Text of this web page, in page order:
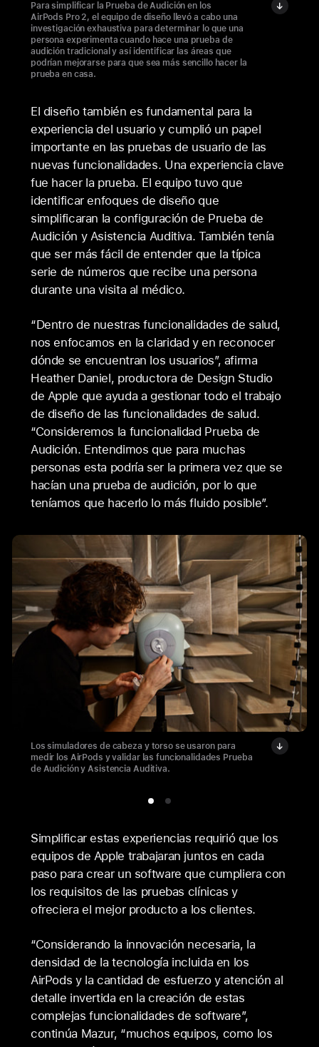
Para simplificar la Prueba de Audición en los
AirPods Pro 2, el equipo de diseño llevó a cabo una
investigación exhaustiva para determinar lo que una
persona experimenta cuando hace una prueba de
audición tradicional y así identificar las áreas que
podrían mejorarse para que sea más sencillo hacer la
prueba en casa.
El diseño también es fundamental para la
experiencia del usuario y cumplió un papel
importante en las pruebas de usuario de las
nuevas funcionalidades. Una experiencia clave
fue hacer la prueba. El equipo tuvo que
identificar enfoques de diseño que
simplificaran la configuración de Prueba de
Audición y Asistencia Auditiva. También tenía
que ser más fácil de entender que la típica
serie de números que recibe una persona
durante una visita al médico.
“Dentro de nuestras funcionalidades de salud,
nos enfocamos en la claridad y en reconocer
dónde se encuentran los usuarios”, afirma
Heather Daniel, productora de Design Studio
de Apple que ayuda a gestionar todo el trabajo
de diseño de las funcionalidades de salud.
“Consideremos la funcionalidad Prueba de
Audición. Entendimos que para muchas
personas esta podría ser la primera vez que se
hacían una prueba de audición, por lo que
teníamos que hacerlo lo más fluido posible”.
Los simuladores de cabeza y torso se usaron para
medir los AirPods y validar las funcionalidades Prueba
de Audición y Asistencia Auditiva.
Simplificar estas experiencias requirió que los
equipos de Apple trabajaran juntos en cada
paso para crear un software que cumpliera con
los requisitos de las pruebas clínicas y
ofreciera el mejor producto a los clientes.
“Considerando la innovación necesaria, la
densidad de la tecnología incluida en los
AirPods y la cantidad de esfuerzo y atención al
detalle invertida en la creación de estas
complejas funcionalidades de software”,
continúa Mazur, “muchos equipos, como los